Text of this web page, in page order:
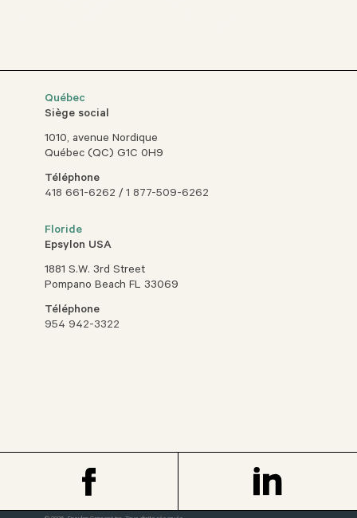
Québec
Siège social
1010, avenue Nordique
Québec (QC) G1C 0H9
Téléphone
418 661-6262 /1 877-509-6262
Floride
Epsylon USA
1881 S.W. 3rd Street
Pompano Beach FL 33069
Téléphone
954 942-3322